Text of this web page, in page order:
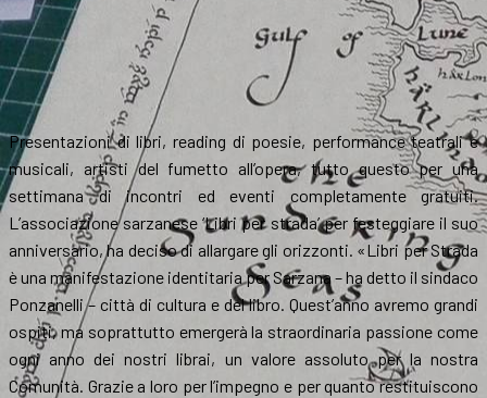
Presentazioni di libri, reading di poesie, performance teatrali e
musicali, artisti del fumetto all’opera, tutto questo per una
settimana di incontri ed eventi completamente gratuiti.
L’associazione sarzanese ‘Libri per strada’ per festeggiare il suo
anniversario, ha deciso di allargare gli orizzonti. «Libri per Strada
è una manifestazione identitaria per Sarzana – ha detto il sindaco
Ponzanelli – città di cultura e del libro. Quest’anno avremo grandi
ospiti, ma soprattutto emergerà la straordinaria passione come
ogni anno dei nostri librai, un valore assoluto per la nostra
Comunità. Grazie a loro per l’impegno e per quanto restituiscono